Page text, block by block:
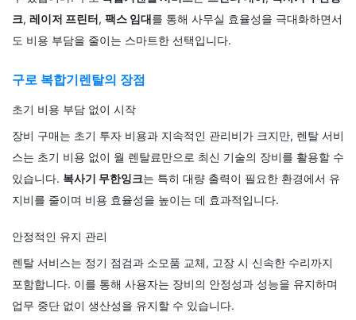
크, 레이저 프린터, 팩스 임대를 통해 사무실 효율성을 극대화하면서
도 비용 부담을 줄이는 스마트한 선택입니다.
구로 복합기렌탈의 장점
초기 비용 부담 없이 시작
장비 구매는 초기 투자 비용과 지속적인 관리비가 크지만, 렌탈 서비
스는 초기 비용 없이 월 렌탈료만으로 최신 기술의 장비를 활용할 수
있습니다. 복사기 무한잉크는 특히 대량 출력이 필요한 환경에서 유
지비를 줄이며 비용 효율성을 높이는 데 효과적입니다.
안정적인 유지 관리
렌탈 서비스는 정기 점검과 소모품 교체, 고장 시 신속한 수리까지
포함합니다. 이를 통해 사용자는 장비의 안정성과 성능을 유지하며
업무 중단 없이 생산성을 유지할 수 있습니다.